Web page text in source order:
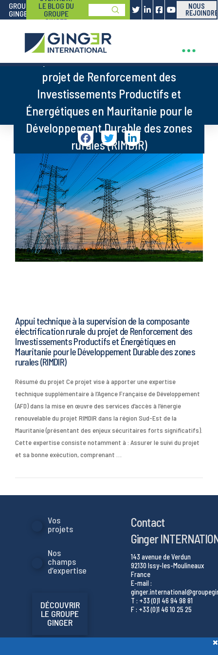
GROUPE
GINGER
LE BLOG DU
GROUPE
GINGER
Search
Submit
NOUS
REJOINDRE
Appui technique à la supervision de la
composante électrification rurale du
projet de Renforcement des
Investissements Productifs et
Énergétiques en Mauritanie pour le
Développement Durable des zones
rurales (RIMDIR)
VIEW POST
Appui technique à la supervision de la composante
électrification rurale du projet de Renforcement des
Investissements Productifs et Énergétiques en
Mauritanie pour le Développement Durable des zones
rurales (RIMDIR)
Résumé du projet Ce projet vise à apporter une expertise
technique supplémentaire à l’Agence Française de Développement
(AFD) dans la mise en œuvre des services d’accès à l’énergie
renouvelable du projet RIMDIR dans la région Sud-Est de la
Mauritanie (présentant des enjeux sécuritaires forts significatifs).
Cette expertise consiste notamment à : Assurer le suivi du projet
et sa bonne exécution, comprenant …
Vos
projets
Nos
champs
d’expertise
DÉCOUVRIR
LE GROUPE
GINGER
Contact
Ginger
143 avenue de Verdun
92130 Issy-les-Moulineaux
France
E-mail :
T : +33 (0)1 46 94 98 81
F : +33 (0)1 46 10 25 25